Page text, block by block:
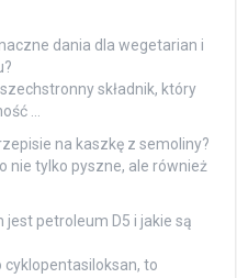
dania dla wegetarian i
składnik, który
…
na kaszkę z semoliny?
nie tylko pyszne, ale również
jest petroleum D5 i jakie są
cyklopentasiloksan, to